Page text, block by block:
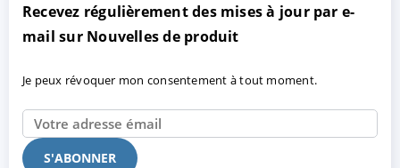
Recevez régulièrement des mises à jour par e-
mail sur Nouvelles de produit
Je peux révoquer mon consentement à tout moment.